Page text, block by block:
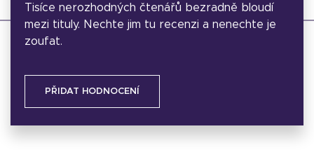
Tisíce nerozhodných čtenářů bezradně bloudí
mezi tituly. Nechte jim tu recenzi a nenechte je
zoufat.
PŘIDAT HODNOCENÍ